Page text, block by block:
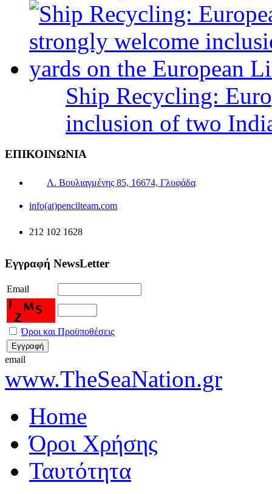
Ship Recycling:
inclusion of two
ΕΠΙΚΟΙΝΩΝΙΑ
Λ. Βουλιαγμένης 85, 16674, Γλυφάδα
info(at)pencilteam.com
212 102 1628
Εγγραφή NewsLetter
Email
Όροι και Προϋποθέσεις
email
www.TheSeaNation.gr
Home
Όροι Χρήσης
Ταυτότητα